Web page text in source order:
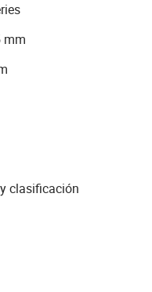
mm
clasificación